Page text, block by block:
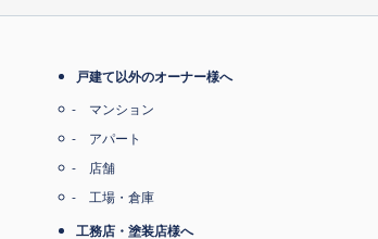
戸建て以外のオーナー様へ
マンション
アパート
店舗
工場・倉庫
工務店・塗装店様へ